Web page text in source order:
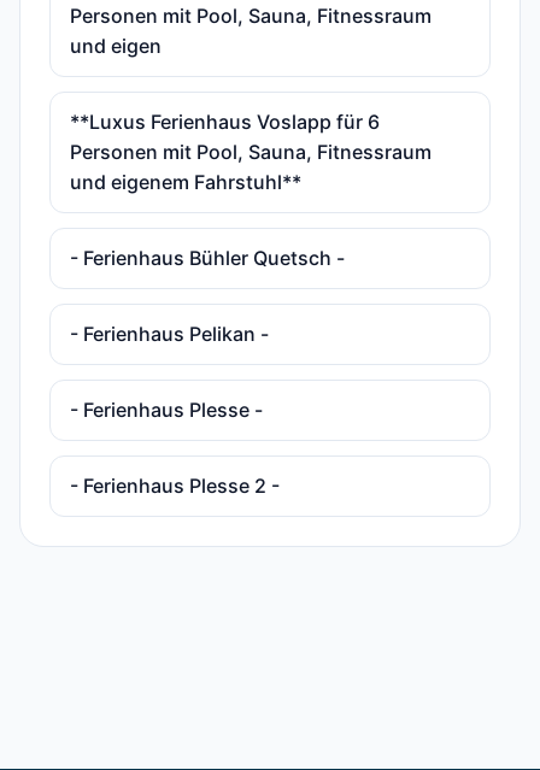
Personen mit Pool, Sauna, Fitnessraum
und eigen
**Luxus Ferienhaus Voslapp für 6
Personen mit Pool, Sauna, Fitnessraum
und eigenem Fahrstuhl**
- Ferienhaus Bühler Quetsch -
- Ferienhaus Pelikan -
- Ferienhaus Plesse -
- Ferienhaus Plesse 2 -